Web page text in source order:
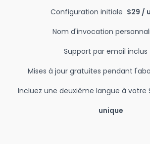
Configuration initiale $29 /
Nom d'invocation
Support par email inclus
Mises à jour gratuites pendant
Incluez une deuxième langue à votre
unique